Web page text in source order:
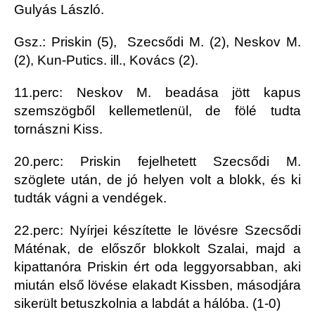
Gulyás László.
Gsz.: Priskin (5), Szecsődi M. (2), Neskov M.
(2), Kun-Putics. ill., Kovács (2).
11.perc: Neskov M. beadása jött kapus
szemszögből kellemetlenül, de fölé tudta
tornászni Kiss.
20.perc: Priskin fejelhetett Szecsődi M.
szöglete után, de jó helyen volt a blokk, és ki
tudták vágni a vendégek.
22.perc: Nyírjei készítette le lövésre Szecsődi
Máténak, de előszőr blokkolt Szalai, majd a
kipattanóra Priskin ért oda leggyorsabban, aki
miután első lövése elakadt Kissben, másodjára
sikerült betuszkolnia a labdát a hálóba. (1-0)